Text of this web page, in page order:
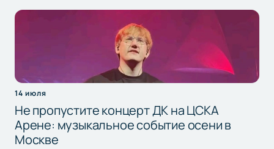
14 июля
Не пропустите концерт ДК на ЦСКА
Арене: музыкальное событие осени в
Москве